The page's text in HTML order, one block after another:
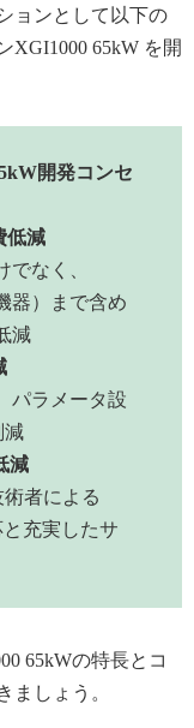
ョンとして以下の
XGI1000 65kW を開
開発コンセ
低減
でなく、
器）まで含め
減
パラメータ設
減
減
者による
充実したサ
65kWの特長とコ
ましょう。